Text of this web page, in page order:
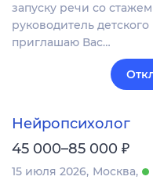
запуску речи со
руководитель
приглашаю Вас…
Нейропсихолог
45 000–85 000 ₽
15 июля 2026 Москва